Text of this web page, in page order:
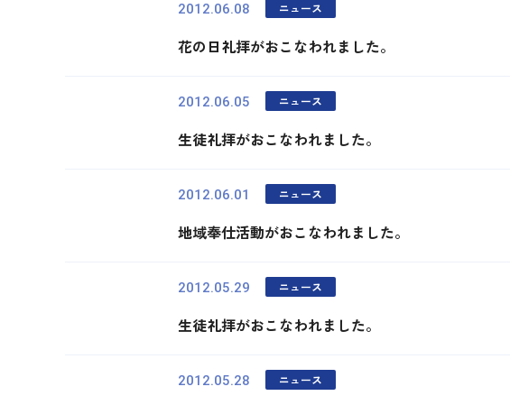
2012.06.08 ニュース
花の日礼拝がおこなわれました。
2012.06.05 ニュース
生徒礼拝がおこなわれました。
2012.06.01 ニュース
地域奉仕活動がおこなわれました。
2012.05.29 ニュース
生徒礼拝がおこなわれました。
2012.05.28 ニュース